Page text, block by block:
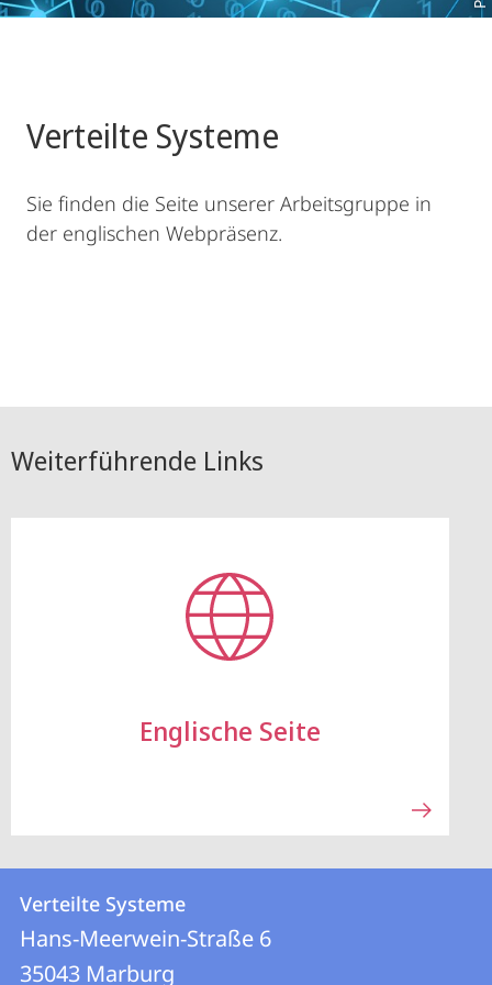
Verteilte Systeme
Sie finden die Seite unserer Arbeitsgruppe in
der englischen Webpräsenz.
Weiterführende Links
Englische Seite
Kontakt
und
Kontaktinformationen
Verteilte
Systeme
Verteilte Systeme
Hans-Meerwein-Straße 6
35043 Marburg